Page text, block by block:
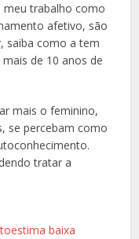
meu trabalho como
afetivo, são
saiba como a tem
de 10 anos de
mais o feminino,
se percebam como
tratar a
baixa